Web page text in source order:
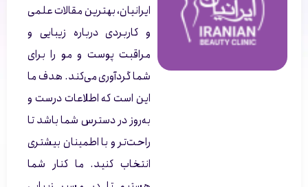
ایرانیان، بهترین مقالات علمی
و کاربردی درباره زیبایی و
مراقبت پوست و مو را برای
شما گردآوری می‌کند. هدف ما
این است که اطلاعات درست و
به‌روز در دسترس شما باشد تا
راحت‌تر و با اطمینان بیشتری
انتخاب کنید. ما کنار شما